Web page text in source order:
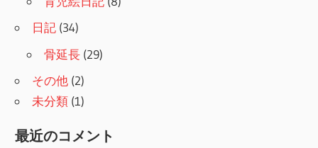
日記 (34)
骨延長 (29)
その他 (2)
未分類 (1)
最近のコメント